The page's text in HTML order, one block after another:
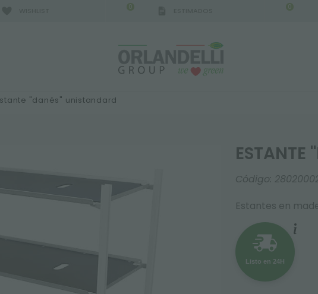
0 0
"danés" unistandard
ESTANTE
Código:
Estantes en
Listo en 24H